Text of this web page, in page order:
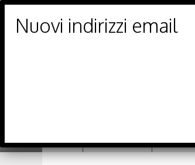
Trento Nord